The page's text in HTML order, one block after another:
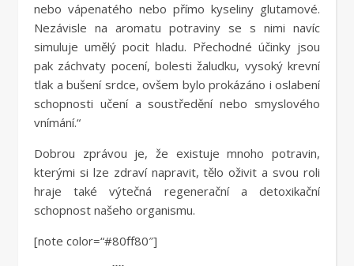
nebo vápenatého nebo přímo kyseliny glutamové.
Nezávisle na aromatu potraviny se s nimi navíc
simuluje umělý pocit hladu. Přechodné účinky jsou
pak záchvaty pocení, bolesti žaludku, vysoký krevní
tlak a bušení srdce, ovšem bylo prokázáno i oslabení
schopnosti učení a soustředění nebo smyslového
vnímání.“
Dobrou zprávou je, že existuje mnoho potravin,
kterými si lze zdraví napravit, tělo oživit a svou roli
hraje také výtečná regenerační a detoxikační
schopnost našeho organismu.
[note color=“#80ff80″]